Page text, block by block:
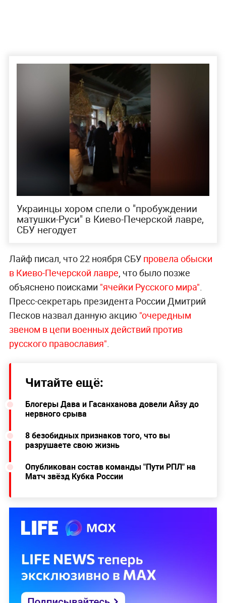
Украинцы хором спели о "пробуждении
матушки-Руси" в Киево-Печерской лавре,
СБУ негодует
Лайф писал, что 22 ноября СБУ провела обыски
в Киево-Печерской лавре, что было позже
объяснено поисками "ячейки Русского мира".
Пресс-секретарь президента России Дмитрий
Песков назвал данную акцию "очередным
звеном в цепи военных действий против
русского православия".
Читайте ещё:
Блогеры Дава и Гасанханова довели Айзу до
нервного срыва
8 безобидных признаков того, что вы
разрушаете свою жизнь
Опубликован состав команды "Пути РПЛ" на
Матч звёзд Кубка России